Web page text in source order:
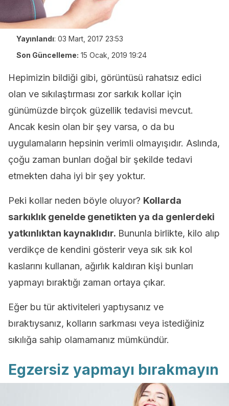
Yayınlandı: 03 Mart, 2017 23:53
Son Güncelleme: 15 Ocak, 2019 19:24
Hepimizin bildiği gibi, görüntüsü rahatsız edici
olan ve sıkılaştırması zor sarkık kollar için
günümüzde birçok güzellik tedavisi mevcut.
Ancak kesin olan bir şey varsa, o da bu
uygulamaların hepsinin verimli olmayışıdır. Aslında,
çoğu zaman bunları doğal bir şekilde tedavi
etmekten daha iyi bir şey yoktur.
Peki kollar neden böyle oluyor? Kollarda
sarkıklık genelde genetikten ya da genlerdeki
yatkınlıktan kaynaklıdır. Bununla birlikte, kilo alıp
verdikçe de kendini gösterir veya sık sık kol
kaslarını kullanan, ağırlık kaldıran kişi bunları
yapmayı bıraktığı zaman ortaya çıkar.
Eğer bu tür aktiviteleri yaptıysanız ve
bıraktıysanız, kolların sarkması veya istediğiniz
sıkılığa sahip olamamanız mümkündür.
Egzersiz yapmayı bırakmayın